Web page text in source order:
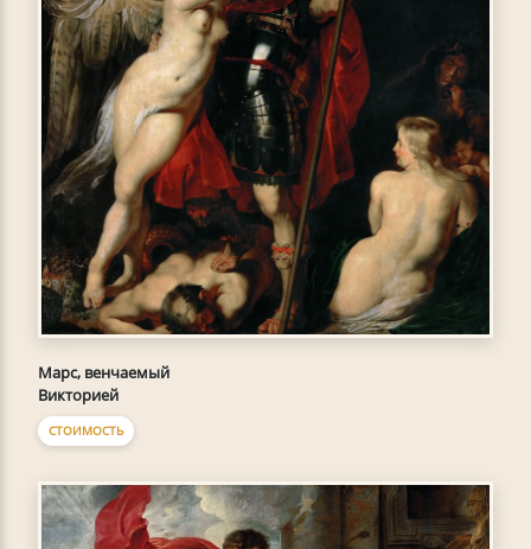
Марс, венчаемый
Викторией
СТОИМОСТЬ